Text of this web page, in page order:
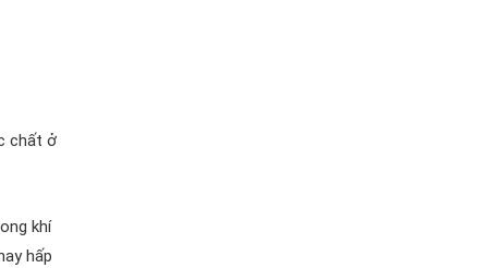
chất ở
khí
hấp